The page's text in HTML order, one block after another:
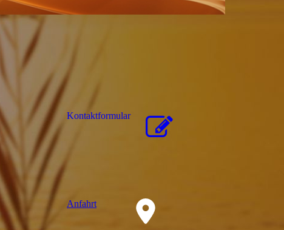
Kon­takt­for­mu­lar
Anfahrt